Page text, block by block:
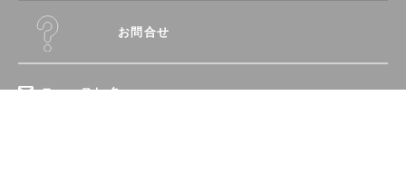
お問合せ
ニュースレター